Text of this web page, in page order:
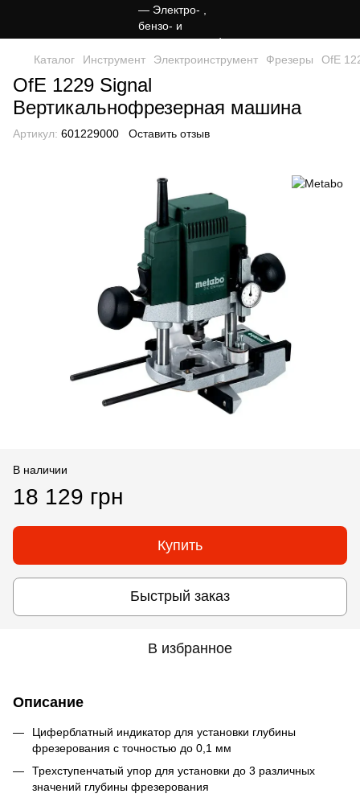
Каталог Инструмент Электроинструмент Фрезеры OfE
OfE 1229 Signal
Вертикальнофрезерная машина
Артикул: 601229000 Оставить отзыв
В наличии
18 129 грн
Купить
Быстрый заказ
В избранное
Описание
Циферблатный индикатор для установки глубины
фрезерования с точностью до 0,1 мм
Трехступенчатый упор для установки до 3 различных
значений глубины фрезерования